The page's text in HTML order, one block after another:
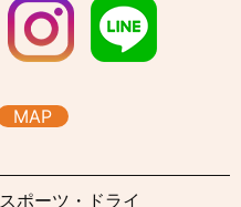
MAP
スポーツ・ドライ